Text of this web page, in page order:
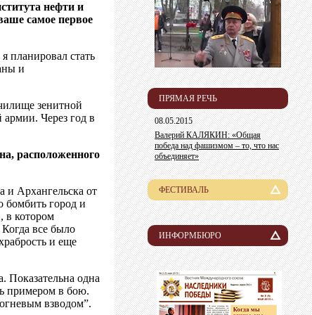
нефти и
самое первое
планировал стать
и
зенитной
Через год в
расположенного
и Архангельска от
бомбить город и
в котором
все было
и еще
Показательна одна
примером в бою.
взводом”.
ПРЯМАЯ РЕЧЬ
08.05.2015
Валерий КАЛЯКИН: «Общая
победа над фашизмом – то, что нас
объединяет»
ФЕСТИВАЛЬ
История
Лауреаты
Организационный комитет
Информация для участников
Дневник фестиваля
ИНФОРМБЮРО
Новости
Пресса о нас
Фотогалерея